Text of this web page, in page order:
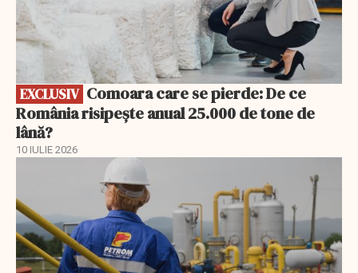
EXCLUSIV
România risipește anual 25.000 de tone de
lână?
10 IULIE 2026